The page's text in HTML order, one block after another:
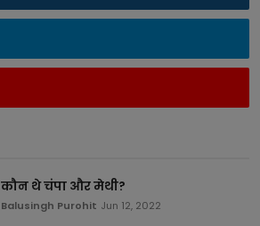
कौन थे चंपा और मेथी?
Balusingh Purohit Jun 12, 2022